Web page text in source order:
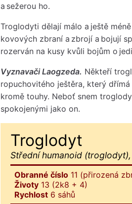
a sežerou ho.
Troglodyti dělají málo a ještě
kovových zbraní a zbrojí a bojují
rozerván na kusy kvůli bojům o
Vyznavači Laogzeda. Někteří
ropuchovitého ještěra, který
kromě touhy. Neboť snem
spokojenými jako on.
Troglodyt
Střední humanoid
Obranné číslo 11 (přirozená
Životy 13 (2k8 + 4)
Rychlost 6 sáhů